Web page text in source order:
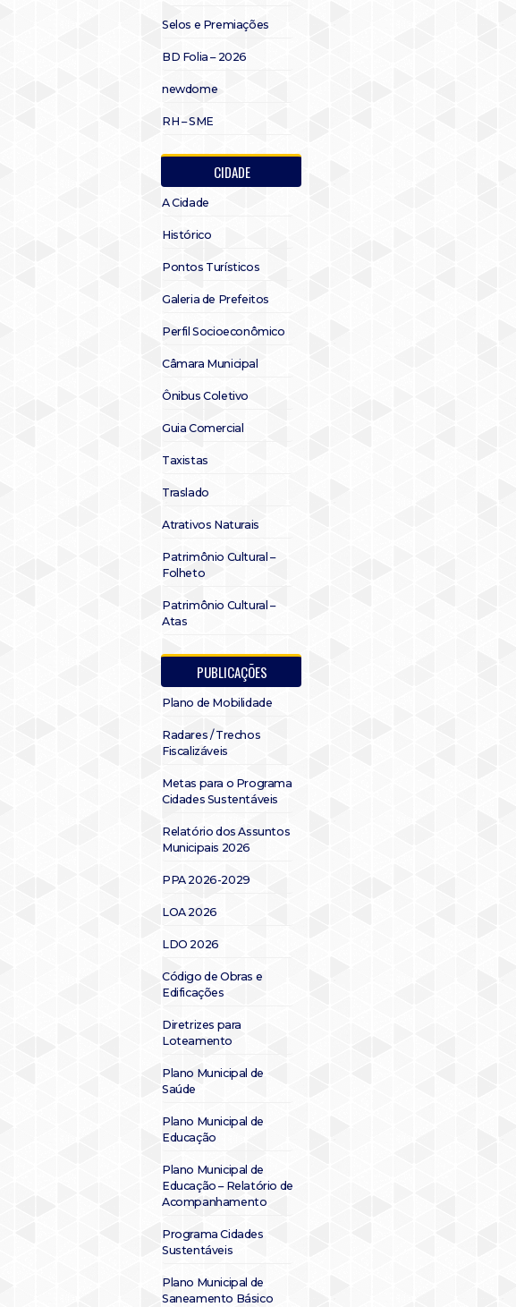
Selos e Premiações
BD Folia – 2026
newdome
RH – SME
CIDADE
A Cidade
Histórico
Pontos Turísticos
Galeria de Prefeitos
Perfil Socioeconômico
Câmara Municipal
Ônibus Coletivo
Guia Comercial
Taxistas
Traslado
Atrativos Naturais
Patrimônio Cultural –
Folheto
Patrimônio Cultural –
Atas
PUBLICAÇÕES
Plano de Mobilidade
Radares / Trechos
Fiscalizáveis
Metas para o Programa
Cidades Sustentáveis
Relatório dos Assuntos
Municipais 2026
PPA 2026-2029
LOA 2026
LDO 2026
Código de Obras e
Edificações
Diretrizes para
Loteamento
Plano Municipal de
Saúde
Plano Municipal de
Educação
Plano Municipal de
Educação – Relatório de
Acompanhamento
Programa Cidades
Sustentáveis
Plano Municipal de
Saneamento Básico